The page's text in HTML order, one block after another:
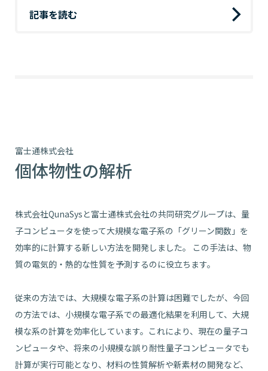
記事を読む
富士通株式会社
個体物性の解析
株式会社QunaSysと富士通株式会社の共同研究グループは、量
子コンピュータを使って大規模な電子系の「グリーン関数」を
効率的に計算する新しい方法を開発しました。 この手法は、物
質の電気的・熱的な性質を予測するのに役立ちます。
​従来の方法では、大規模な電子系の計算は困難でしたが、今回
の方法では、小規模な電子系での最適化結果を利用して、大規
模な系の計算を効率化しています。​これにより、現在の量子コ
ンピュータや、将来の小規模な誤り耐性量子コンピュータでも
計算が実行可能となり、材料の性質解析や新素材の開発など、